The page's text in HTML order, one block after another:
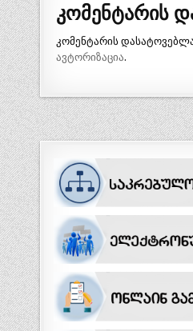
კომენტარის
კომენტარის
ავტორიზაცია.